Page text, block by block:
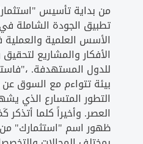
من بداية تأسيس
تطبيق الجودة الشاملة
الأسس العلمية
الأفكار والمشاريع
للدول المستهدفة.
بيئة تتواءم مع السوق
التطور المتسارع الذي
العصر. وأخيراً كلما
ظهور اسم "استثمارك"